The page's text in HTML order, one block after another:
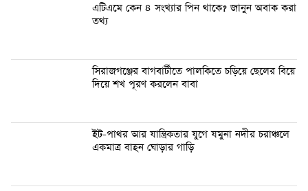
এটিএমে কেন ৪ সংখ্যার পিন থাকে? জানুন অবাক করা
তথ্য
সিরাজগঞ্জের বাগবার্টীতে পালকিতে চড়িয়ে ছেলের বিয়ে
দিয়ে শখ পূরণ করলেন বাবা
ইট-পাথর আর যান্ত্রিকতার যুগে যমুনা নদীর চরাঞ্চলে
একমাত্র বাহন ঘোড়ার গাড়ি